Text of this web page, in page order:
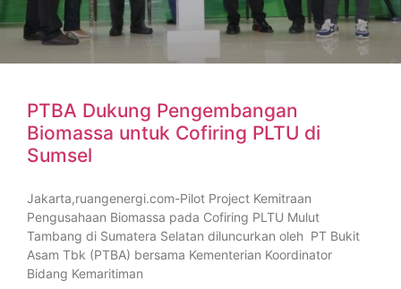
PTBA Dukung Pengembangan
Biomassa untuk Cofiring PLTU di
Sumsel
Jakarta,ruangenergi.com-Pilot Project Kemitraan
Pengusahaan Biomassa pada Cofiring PLTU Mulut
Tambang di Sumatera Selatan diluncurkan oleh PT Bukit
Asam Tbk (PTBA) bersama Kementerian Koordinator
Bidang Kemaritiman